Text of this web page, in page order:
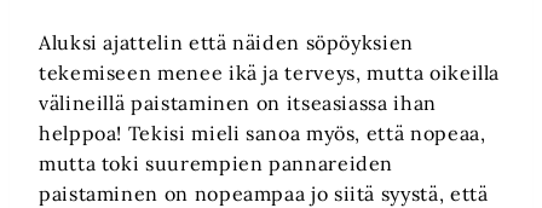
Aluksi ajattelin että näiden söpöyksien
tekemiseen menee ikä ja terveys, mutta oikeilla
välineillä paistaminen on itseasiassa ihan
helppoa! Tekisi mieli sanoa myös, että nopeaa,
mutta toki suurempien pannareiden
paistaminen on nopeampaa jo siitä syystä, että